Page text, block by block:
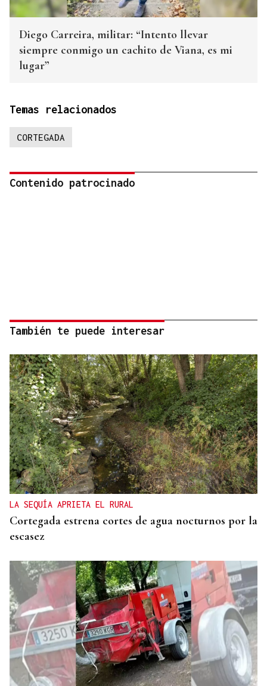
Diego Carreira, militar: “Intento llevar
siempre conmigo un cachito de Viana, es mi
lugar”
Temas relacionados
CORTEGADA
Contenido patrocinado
También te puede interesar
LA SEQUÍA APRIETA EL RURAL
Cortegada estrena cortes de agua nocturnos por la
escasez